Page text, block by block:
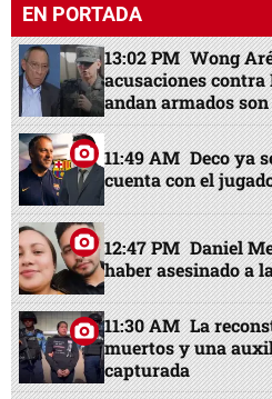
EN PORTADA
13:02 PM Wong
acusaciones contra
andan armados
11:49 AM Deco ya
cuenta con el
12:47 PM Daniel
haber asesinado a
11:30 AM La
muertos y una
capturada